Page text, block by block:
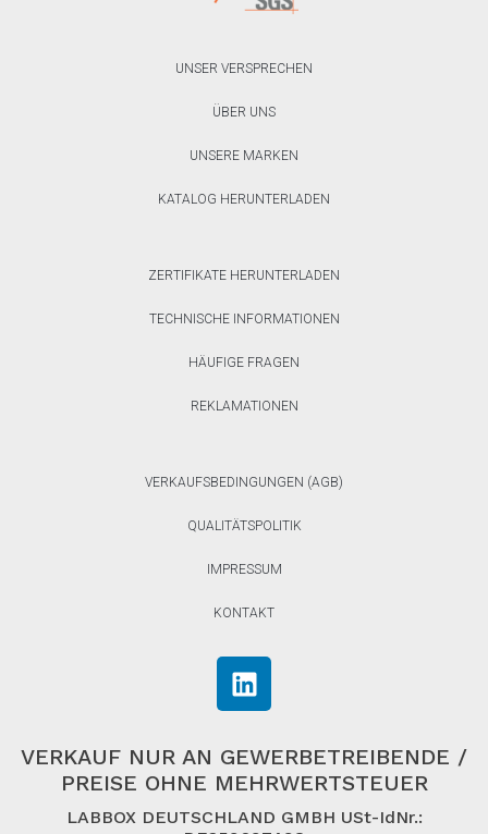
UNSER VERSPRECHEN
ÜBER UNS
UNSERE MARKEN
KATALOG HERUNTERLADEN
ZERTIFIKATE HERUNTERLADEN
TECHNISCHE INFORMATIONEN
HÄUFIGE FRAGEN
REKLAMATIONEN
VERKAUFSBEDINGUNGEN (AGB)
QUALITÄTSPOLITIK
IMPRESSUM
KONTAKT
VERKAUF NUR AN GEWERBETREIBENDE /
PREISE OHNE MEHRWERTSTEUER
LABBOX DEUTSCHLAND GMBH USt-IdNr.: